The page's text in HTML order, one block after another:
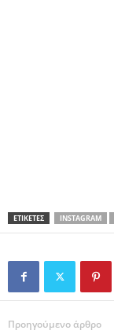
ΕΤΙΚΕΤΕΣ INSTAGRAM
Προηγούμενο άρθρο